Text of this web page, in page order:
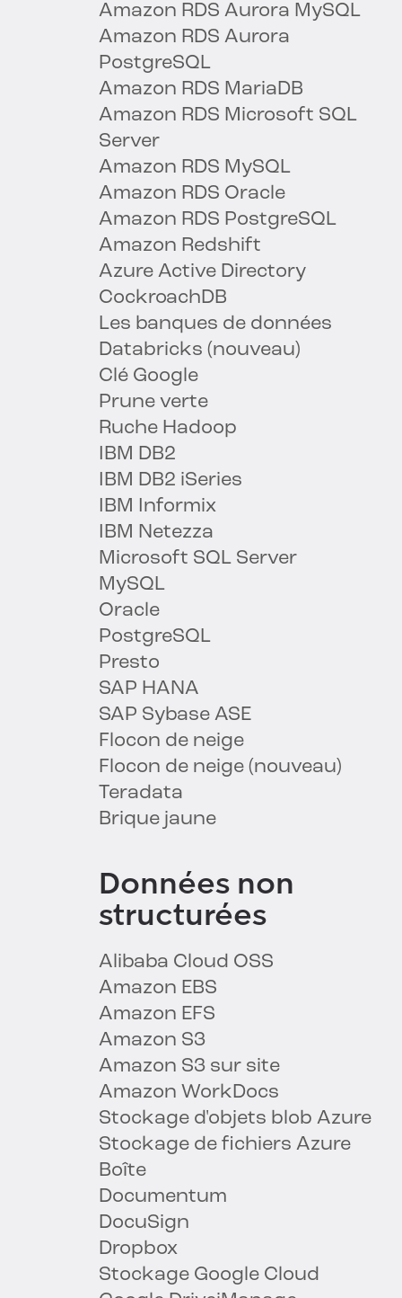
Amazon RDS Aurora MySQL
Amazon RDS Aurora
PostgreSQL
Amazon RDS MariaDB
Amazon RDS Microsoft SQL
Server
Amazon RDS MySQL
Amazon RDS Oracle
Amazon RDS PostgreSQL
Amazon Redshift
Azure Active Directory
CockroachDB
Les banques de données
Databricks (nouveau)
Clé Google
Prune verte
Ruche Hadoop
IBM DB2
IBM DB2 iSeries
IBM Informix
IBM Netezza
Microsoft SQL Server
MySQL
Oracle
PostgreSQL
Presto
SAP HANA
SAP Sybase ASE
Flocon de neige
Flocon de neige (nouveau)
Teradata
Brique jaune
Données non
structurées
Alibaba Cloud OSS
Amazon EBS
Amazon EFS
Amazon S3
Amazon S3 sur site
Amazon WorkDocs
Stockage d'objets blob Azure
Stockage de fichiers Azure
Boîte
Documentum
DocuSign
Dropbox
Stockage Google Cloud